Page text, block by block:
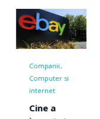
Companii
Computer si
internet
Cine a